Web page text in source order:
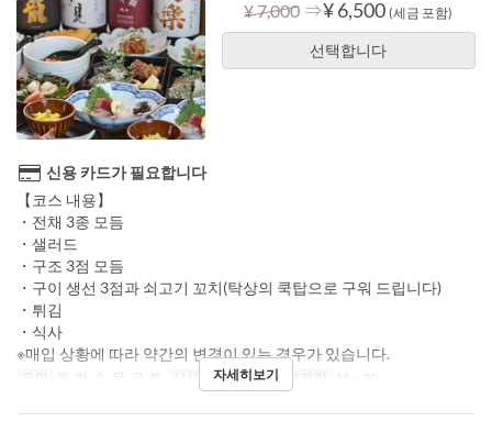
¥ 7,000 ⇒¥ 6,500 (세금 포함)
선택합니다
신용 카드가 필요합니다
【코스 내용】
・전채 3종 모듬
・샐러드
・구조 3점 모듬
・구이 생선 3점과 쇠고기 꼬치(탁상의 쿡탑으로 구워 드립니다)
・튀김
・식사
※매입 상황에 따라 약간의 변경이 있는 경우가 있습니다.
요일 월, 화, 수, 목, 금, 토 식사 저녁 주문 수량 제한 15 ~ 30
자세히보기